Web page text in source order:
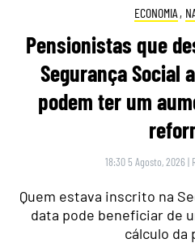
ECONOMIA ,
Pensionistas que
Segurança Social
podem ter um
18:30 5 Agosto, 2026 |
Quem estava inscrito na
data pode beneficiar de
cálculo da